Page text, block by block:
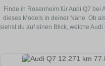
Finde in Rosenheim für Audi Q7 bei
dieses Models in deiner Nähe. Ob
siehst du auf einen Blick, welche